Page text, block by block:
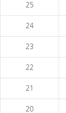
25
24
23
22
21
20